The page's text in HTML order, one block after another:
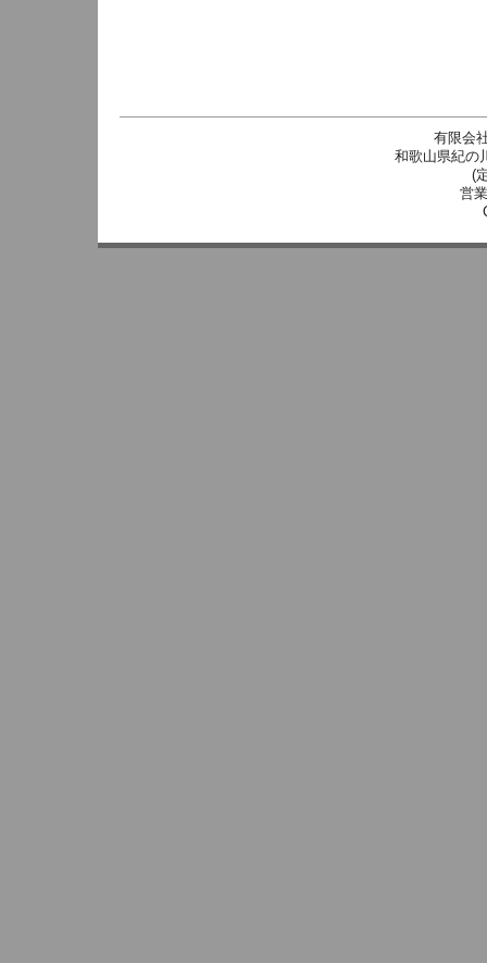
有限会
和歌山県紀の
(
営